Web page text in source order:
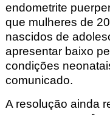
endometrite
que mulheres de
nascidos de
apresentar baixo
condições
comunicado.
A resolução ainda